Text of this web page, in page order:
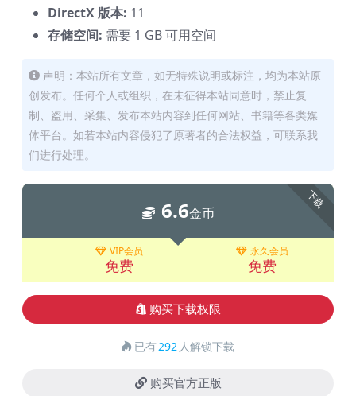
DirectX 版本: 11
存储空间: 需要 1 GB 可用空间
声明：本站所有文章，如无特殊说明或标注，均为本站原
创发布。任何个人或组织，在未征得本站同意时，禁止复
制、盗用、采集、发布本站内容到任何网站、书籍等各类媒
体平台。如若本站内容侵犯了原著者的合法权益，可联系我
们进行处理。
下载
6.6金币
VIP会员
免费
永久会员
免费
购买下载权限
已有292 人解锁下载
购买官方正版